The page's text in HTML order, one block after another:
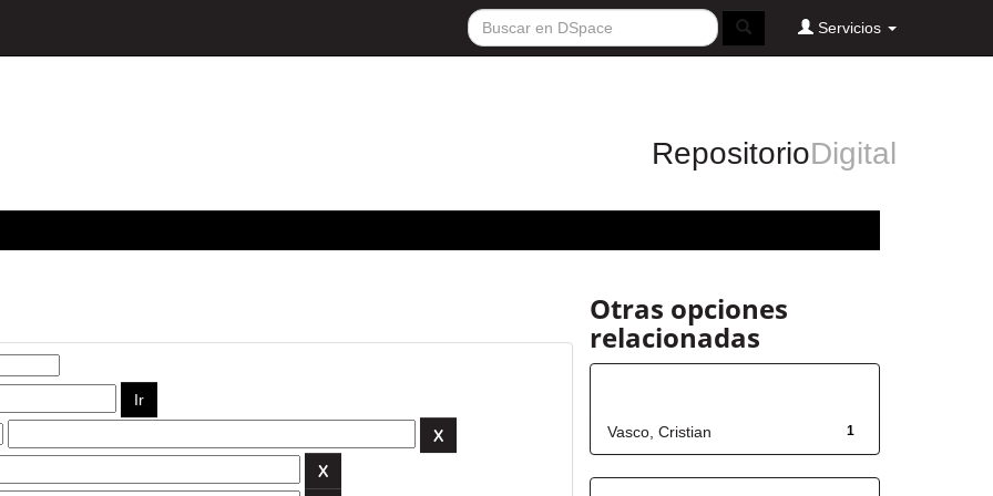
Servicios
RepositorioDigital
Otras opciones
relacionadas
1
Vasco, Cristian